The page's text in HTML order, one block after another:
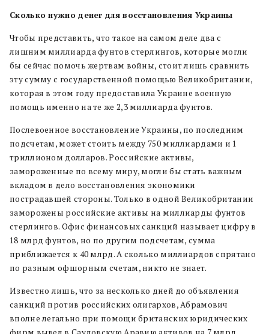
Сколько нужно денег для восстановления Украины
Чтобы представить, что такое на самом деле два с
лишним миллиарда фунтов стерлингов, которые могли
бы сейчас помочь жертвам войны, стоит лишь сравнить
эту сумму с государственной помощью Великобритании,
которая в этом году предоставила Украине военную
помощь именно на те же 2,3 миллиарда фунтов.
Послевоенное восстановление Украины, по последним
подсчетам, может стоить между 750 миллиардами и 1
триллионом долларов. Российские активы,
замороженные по всему миру, могли бы стать важным
вкладом в дело восстановления экономики
пострадавшей стороны. Только в одной Великобритании
заморожены российские активы на миллиарды фунтов
стерлингов. Офис финансовых санкций называет цифру в
18 млрд фунтов, но по другим подсчетам, сумма
приближается к 40 млрд. А сколько миллиардов спрятано
по разным офшорным счетам, никто не знает.
Известно лишь, что за несколько дней до объявления
санкций против российских олигархов, Абрамович
вполне легально при помощи британских юридических